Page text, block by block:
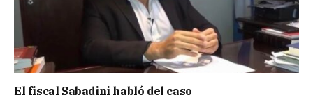
El fiscal Sabadini habló del caso